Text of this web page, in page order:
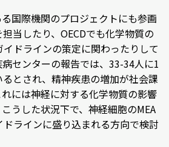
国際機関のプロジェクトにも参画
当したり、OECDでも化学物質の
ドラインの策定に関わったりして
センターの報告では、33-34人に1
とされ、精神疾患の増加が社会課
には神経に対する化学物質の影響
うした状況下で、神経細胞のMEA
ラインに盛り込まれる方向で検討